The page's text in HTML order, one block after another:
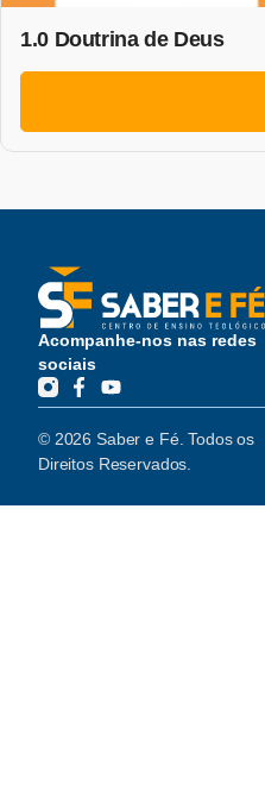
1.0 Doutrina de Deus
Acompanhe-nos nas redes
sociais
© 2026 Saber e Fé. Todos os
Direitos Reservados.